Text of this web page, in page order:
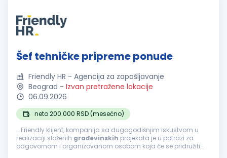
Šef tehničke pripreme ponude
Friendly HR - Agencija za zapošljavanje
Beograd - Izvan pretražene lokacije
06.09.2026
neto 200.000 RSD (mesečno)
...Friendly klijent, kompanija sa dugogodišnjim iskustvom u
realizaciji složenih građevinskih projekata je u potrazi za
odgovornom i organizovanom osobom koja će se pridružiti